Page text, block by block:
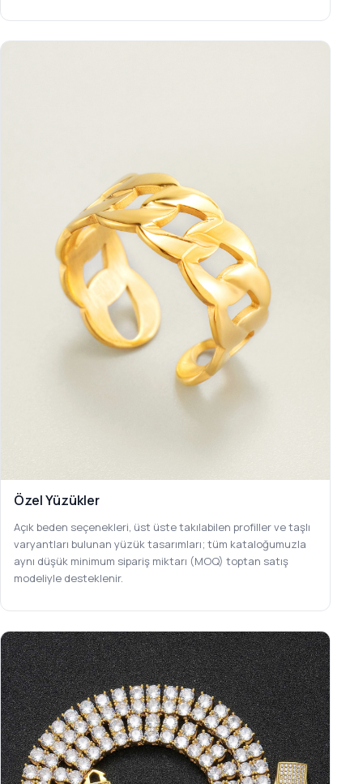
Özel Yüzükler
Açık beden seçenekleri, üst üste takılabilen profiller ve taşlı
varyantları bulunan yüzük tasarımları; tüm kataloğumuzla
aynı düşük minimum sipariş miktarı (MOQ) toptan satış
modeliyle desteklenir.